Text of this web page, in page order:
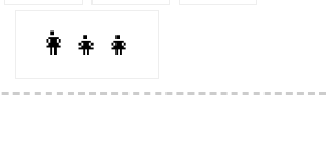
👩‍👧‍👧